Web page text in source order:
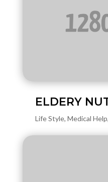
ELDERY
Life Style, Medical Help,